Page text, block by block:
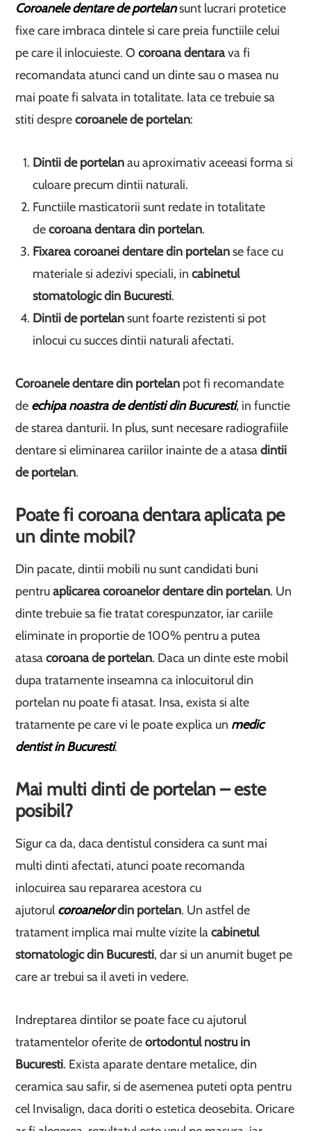
Coroanele dentare de portelansunt lucrari protetice
fixe care imbraca dintele si care preia functiile celui
pe care il inlocuieste. O coroana dentarava fi
recomandata atunci cand un dinte sau o masea nu
mai poate fi salvata in totalitate. Iata ce trebuie sa
stiti desprecoroanele de portelan:
Dintii de portelanau aproximativ aceeasi forma si
culoare precum dintii naturali.
Functiile masticatorii sunt redate in totalitate
decoroana dentara din portelan.
Fixarea coroanei dentare din portelanse face cu
materiale si adezivi speciali, incabinetul
stomatologic din Bucuresti.
Dintii de portelansunt foarte rezistenti si pot
inlocui cu succes dintii naturali afectati.
Coroanele dentare din portelan pot fi recomandate
de echipa noastra de dentisti din Bucuresti, in functie
de starea danturii. In plus, sunt necesare radiografiile
dentare si eliminarea cariilor inainte de a atasadintii
de portelan.
Poate fi coroana dentara aplicata pe
un dinte mobil?
Din pacate, dintii mobili nu sunt candidati buni
pentruaplicarea coroanelor dentare din portelan. Un
dinte trebuie sa fie tratat corespunzator, iar cariile
eliminate in proportie de 100% pentru a putea
atasacoroana de portelan. Daca un dinte este mobil
dupa tratamente inseamna ca inlocuitorul din
portelan nu poate fi atasat. Insa, exista si alte
tratamente pe care vi le poate explica un medic
dentist in Bucuresti.
Mai multi dinti de portelan – este
posibil?
Sigur ca da, daca dentistul considera ca sunt mai
multi dinti afectati, atunci poate recomanda
inlocuirea sau repararea acestora cu
ajutorul coroanelordin portelan. Un astfel de
tratament implica mai multe vizite lacabinetul
stomatologic din Bucuresti, dar si un anumit buget pe
care ar trebui sa il aveti in vedere.
Indreptarea dintilor se poate face cu ajutorul
tratamentelor oferite deortodontul nostru in
Bucuresti. Exista aparate dentare metalice, din
ceramica sau safir, si de asemenea puteti opta pentru
cel Invisalign, daca doriti o estetica deosebita. Oricare